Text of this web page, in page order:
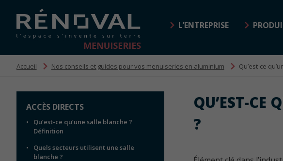
L’ENTREPRISE
thermique
thermique et acoustique
Site
Nés du besoin pour les constructions hors
site, nos gammes de portes, châssis et
Accueil Nos conseils et guides pour vos menuiseries en aluminium Qu’est-ce
ACCÈS DIRECTS
Qu’est-ce qu’une salle blanche ?
Définition
Quels secteurs utilisent une salle
blanche ?
QU’EST-CE
?